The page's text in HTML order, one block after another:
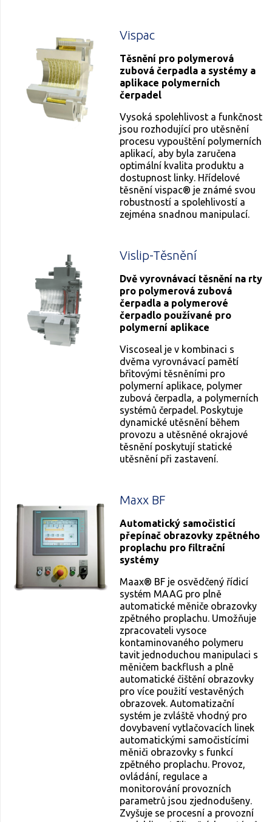
Vispac
Těsnění pro polymerová
zubová čerpadla a systémy a
aplikace polymerních
čerpadel
Vysoká spolehlivost a funkčnost
jsou rozhodující pro utěsnění
procesu vypouštění polymerních
aplikací, aby byla zaručena
optimální kvalita produktu a
dostupnost linky. Hřídelové
těsnění vispac® je známé svou
robustností a spolehlivostí a
zejména snadnou manipulací.
Vislip-Těsnění
Dvě vyrovnávací těsnění na rty
pro polymerová zubová
čerpadla a polymerové
čerpadlo používané pro
polymerní aplikace
Viscoseal je v kombinaci s
dvěma vyrovnávací pamětí
břitovými těsněními pro
polymerní aplikace, polymer
zubová čerpadla, a polymerních
systémů čerpadel. Poskytuje
dynamické utěsnění během
provozu a utěsněné okrajové
těsnění poskytují statické
utěsnění při zastavení.
Maxx BF
Automatický samočisticí
přepínač obrazovky zpětného
proplachu pro filtrační
systémy
Maax® BF je osvědčený řídicí
systém MAAG pro plně
automatické měniče obrazovky
zpětného proplachu. Umožňuje
zpracovateli vysoce
kontaminovaného polymeru
tavit jednoduchou manipulaci s
měničem backflush a plně
automatické čištění obrazovky
pro více použití vestavěných
obrazovek. Automatizační
systém je zvláště vhodný pro
dovybavení vytlačovacích linek
automatickými samočistícími
měniči obrazovky s funkcí
zpětného proplachu. Provoz,
ovládání, regulace a
monitorování provozních
parametrů jsou zjednodušeny.
Zvyšuje se procesní a provozní